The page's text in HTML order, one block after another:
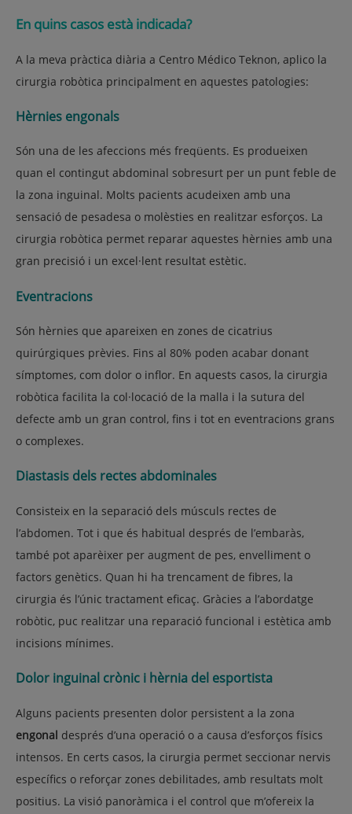
En quins casos està indicada?
A la meva pràctica diària a Centro Médico Teknon, aplico la
cirurgia robòtica principalment en aquestes patologies:
Hèrnies engonals
Són una de les afeccions més freqüents. Es produeixen
quan el contingut abdominal sobresurt per un punt feble de
la zona inguinal. Molts pacients acudeixen amb una
sensació de pesadesa o molèsties en realitzar esforços. La
cirurgia robòtica permet reparar aquestes hèrnies amb una
gran precisió i un excel·lent resultat estètic.
Eventracions
Són hèrnies que apareixen en zones de cicatrius
quirúrgiques prèvies. Fins al 80% poden acabar donant
símptomes, com dolor o inflor. En aquests casos, la cirurgia
robòtica facilita la col·locació de la malla i la sutura del
defecte amb un gran control, fins i tot en eventracions grans
o complexes.
Diastasis dels rectes abdominales
Consisteix en la separació dels músculs rectes de
l’abdomen. Tot i que és habitual després de l’embaràs,
també pot aparèixer per augment de pes, envelliment o
factors genètics. Quan hi ha trencament de fibres, la
cirurgia és l’únic tractament eficaç. Gràcies a l’abordatge
robòtic, puc realitzar una reparació funcional i estètica amb
incisions mínimes.
Dolor inguinal crònic i hèrnia del esportista
Alguns pacients presenten dolor persistent a la zona
engonal després d’una operació o a causa d’esforços físics
intensos. En certs casos, la cirurgia permet seccionar nervis
específics o reforçar zones debilitades, amb resultats molt
positius. La visió panoràmica i el control que m’ofereix la